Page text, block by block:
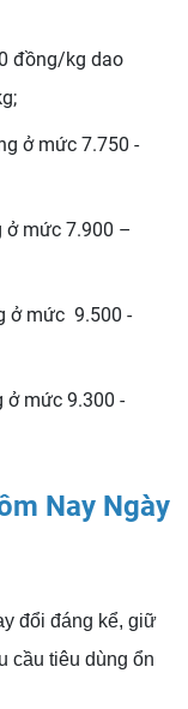
đồng/kg dao
ở mức 7.750 -
ở mức 7.900 –
ở mức 9.500 -
ở mức 9.300 -
Nay Ngày
đổi đáng kể, giữ
cầu tiêu dùng ổn